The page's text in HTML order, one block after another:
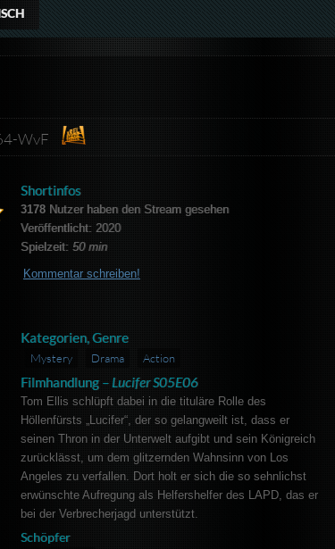
WvF
Shortinfos
3178Nutzer haben den Stream gesehen
Veröffentlicht: 2020
Spielzeit: 50 min
Kommentar schreiben!
Kategorien, Genre
Mystery Drama Action
Filmhandlung – Lucifer S05E06
Tom Ellis schlüpft dabei in die tituläre Rolle des
Höllenfürsts „Lucifer“, der so gelangweilt ist, dass er
seinen Thron in der Unterwelt aufgibt und sein Königreich
zurücklässt, um dem glitzernden Wahnsinn von Los
Angeles zu verfallen. Dort holt er sich die so sehnlichst
erwünschte Aufregung als Helfershelfer des LAPD, das er
bei der Verbrecherjagd unterstützt.
Schöpfer